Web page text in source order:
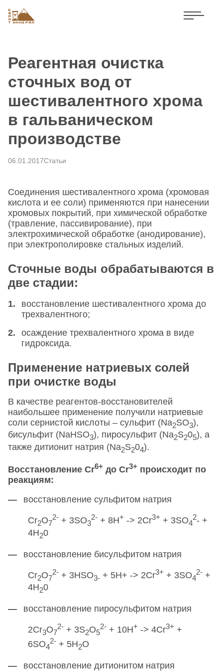
Реагентная очистка
сточных вод от
шестивалентного хрома
в гальваническом
производстве
06.01.2017Статьи
Соединения шестивалентного хрома (хромовая
кислота и ее соли) применяются при нанесении
хромовых покрытий, при химической обработке
(травление, пассивирование), при
электрохимической обработке (анодирование),
при электрополировке стальных изделий.
Сточные воды обрабатываются в
две стадии:
восстановление шестивалентного хрома до
трехвалентного;
осаждение трехвалентного хрома в виде
гидроксида.
Применение натриевых солей
при очистке воды
В качестве реагентов-восстановителей
наибольшее применение получили натриевые
соли сернистой кислоты – сульфит (Na2SO3),
бисульфит (NaHSO3), пиросульфит (Na2S205), а
также дитионит натрия (Na2S204).
Восстановление Сr6+ до Сr3+ происходит по
реакциям:
восстановление сульфитом натрия
Сr2О7
2- + 3SO3
2- + 8Н+ -> 2Cr3+ + 3SO4
2- +
4Н20
восстановление бисульфитом натрия
Сr2О7
2- + 3HSO3- + 5Н+ -> 2Cr3+ + 3SO4
2- +
4Н20
восстановление пиросульфитом натрия
2Сr3О7
2- + 3S2O5
2- + 10Н+ -> 4Cr3+ +
6SO4
2- + 5H2О
восстановление дитионитом натрия